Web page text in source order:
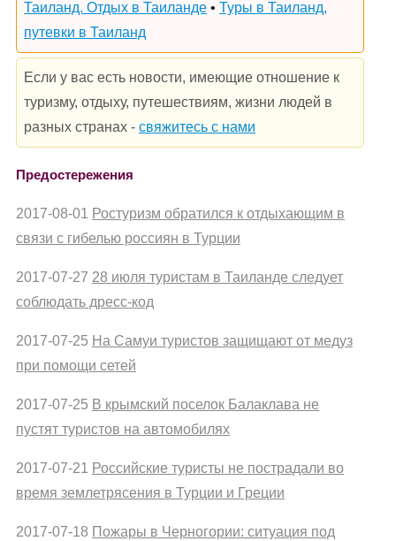
Таиланд. Отдых в Таиланде • Туры в Таиланд,
путевки в Таиланд
Если у вас есть новости, имеющие отношение к
туризму, отдыху, путешествиям, жизни людей в
разных странах - свяжитесь с нами
Предостережения
2017-08-01 Ростуризм обратился к отдыхающим в
связи с гибелью россиян в Турции
2017-07-27 28 июля туристам в Таиланде следует
соблюдать дресс-код
2017-07-25 На Самуи туристов защищают от медуз
при помощи сетей
2017-07-25 В крымский поселок Балаклава не
пустят туристов на автомобилях
2017-07-21 Российские туристы не пострадали во
время землетрясения в Турции и Греции
2017-07-18 Пожары в Черногории: ситуация под